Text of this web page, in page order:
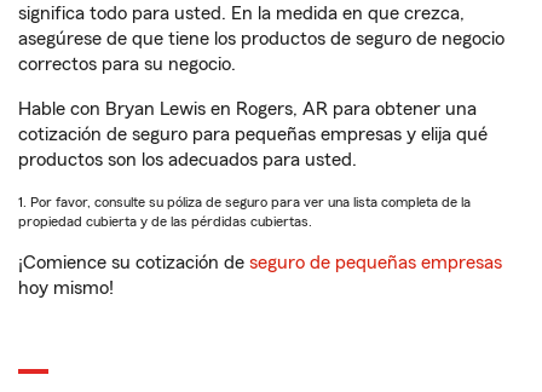
significa todo para usted. En la medida en que crezca,
asegúrese de que tiene los productos de seguro de negocio
correctos para su negocio.
Hable con Bryan Lewis en Rogers, AR para obtener una
cotización de seguro para pequeñas empresas y elija qué
productos son los adecuados para usted.
1. Por favor, consulte su póliza de seguro para ver una lista completa de la
propiedad cubierta y de las pérdidas cubiertas.
¡Comience su cotización de seguro de pequeñas empresas
hoy mismo!